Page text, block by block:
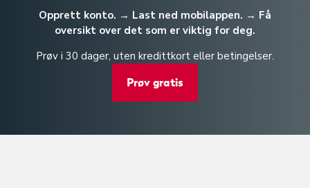
Opprett konto. → Last ned mobilappen. → Få
oversikt over det som er viktig for deg.
Prøv i 30 dager, uten kredittkort eller betingelser.
Prøv gratis